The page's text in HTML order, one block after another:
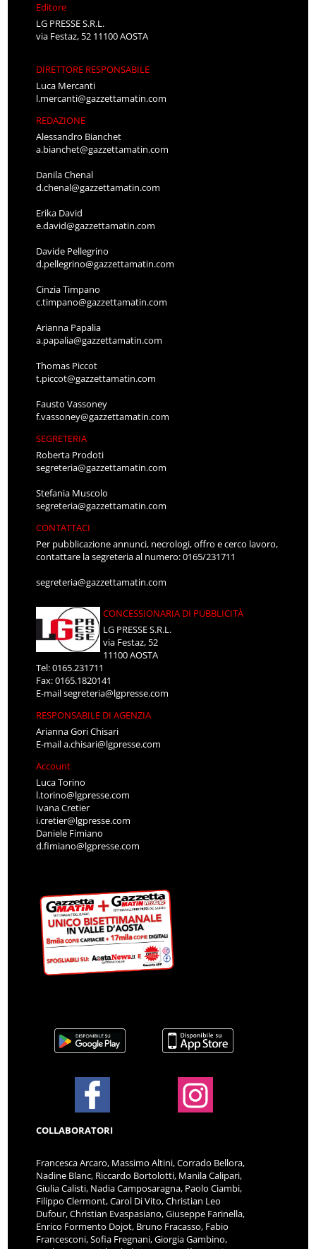
Editore
LG PRESSE S.R.L.
via Festaz, 52 11100 AOSTA
DIRETTORE RESPONSABILE
Luca Mercanti
l.mercanti@gazzettamatin.com
REDAZIONE
Alessandro Bianchet
a.bianchet@gazzettamatin.com
Danila Chenal
d.chenal@gazzettamatin.com
Erika David
e.david@gazzettamatin.com
Davide Pellegrino
d.pellegrino@gazzettamatin.com
Cinzia Timpano
c.timpano@gazzettamatin.com
Arianna Papalia
a.papalia@gazzettamatin.com
Thomas Piccot
t.piccot@gazzettamatin.com
Fausto Vassoney
f.vassoney@gazzettamatin.com
SEGRETERIA
Roberta Prodoti
segreteria@gazzettamatin.com
Stefania Muscolo
segreteria@gazzettamatin.com
CONTATTACI
Per pubblicazione annunci, necrologi, offro e cerco lavoro,
contattare la segreteria al numero: 0165/231711
segreteria@gazzettamatin.com
CONCESSIONARIA DI PUBBLICITÀ
LG PRESSE S.R.L.
via Festaz, 52
11100 AOSTA
Tel: 0165.231711
Fax: 0165.1820141
E-mailsegreteria@lgpresse.com
RESPONSABILE DI AGENZIA
Arianna Gori Chisari
E-maila.chisari@lgpresse.com
Account
Luca Torino
l.torino@lgpresse.com
Ivana Cretier
i.cretier@lgpresse.com
Daniele Fimiano
d.fimiano@lgpresse.com
COLLABORATORI
Francesca Arcaro, Massimo Altini, Corrado Bellora,
Nadine Blanc, Riccardo Bortolotti, Manila Calipari,
Giulia Calisti, Nadia Camposaragna, Paolo Ciambi,
Filippo Clermont, Carol Di Vito, Christian Leo
Dufour, Christian Evaspasiano, Giuseppe Farinella,
Enrico Formento Dojot, Bruno Fracasso, Fabio
Francesconi, Sofia Fregnani, Giorgia Gambino,